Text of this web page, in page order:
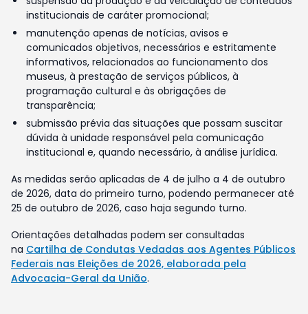
institucionais de caráter promocional;
manutenção apenas de notícias, avisos e
comunicados objetivos, necessários e estritamente
informativos, relacionados ao funcionamento dos
museus, à prestação de serviços públicos, à
programação cultural e às obrigações de
transparência;
submissão prévia das situações que possam suscitar
dúvida à unidade responsável pela comunicação
institucional e, quando necessário, à análise jurídica.
As medidas serão aplicadas de 4 de julho a 4 de outubro
de 2026, data do primeiro turno, podendo permanecer até
25 de outubro de 2026, caso haja segundo turno.
Orientações detalhadas podem ser consultadas
na Cartilha de Condutas Vedadas aos Agentes Públicos
Federais nas Eleições de 2026, elaborada pela
Advocacia-Geral da União.